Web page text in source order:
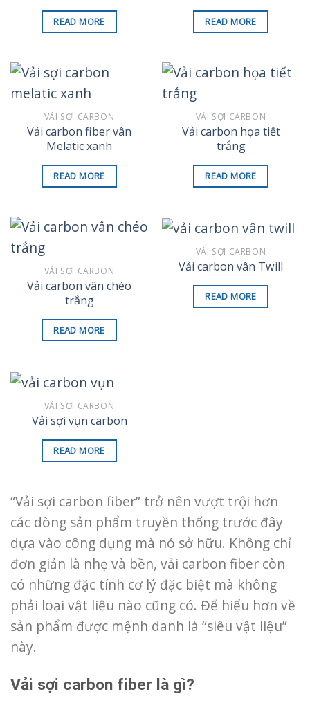
READ MORE READ MORE
VẢI SỢI CARBON
Vải carbon fiber vân
Melatic xanh
READ MORE
VẢI SỢI CARBON
Vải carbon họa tiết
trắng
READ MORE
VẢI SỢI CARBON
Vải carbon vân chéo
trắng
READ MORE
VẢI SỢI CARBON
Vải carbon vân Twill
READ MORE
VẢI SỢI CARBON
Vải sợi vụn carbon
READ MORE
“Vải sợi carbon fiber” trở nên vượt trội hơn
các dòng sản phẩm truyền thống trước đây
dựa vào công dụng mà nó sở hữu. Không chỉ
đơn giản là nhẹ và bền, vải carbon fiber còn
có những đặc tính cơ lý đặc biệt mà không
phải loại vật liệu nào cũng có. Để hiểu hơn về
sản phẩm được mệnh danh là “siêu vật liệu”
này.
Vải sợi carbon fiber là gì?